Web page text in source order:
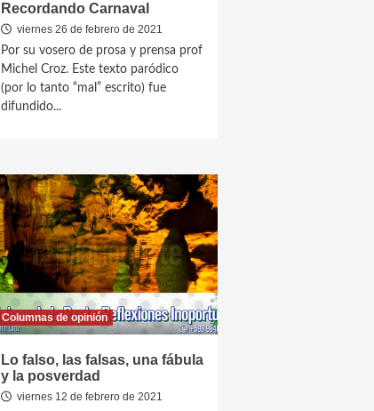
Recordando Carnaval
viernes 26 de febrero de 2021
Por su vosero de prosa y prensa prof
Michel Croz. Este texto paródico
(por lo tanto “mal” escrito) fue
difundido...
Columnas de opinión
Lo falso, las falsas, una fábula
y la posverdad
viernes 12 de febrero de 2021